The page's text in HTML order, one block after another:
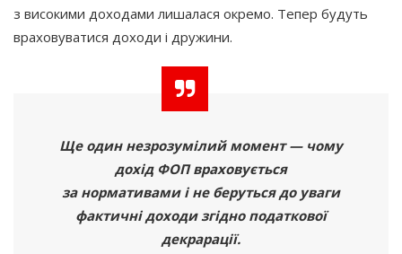
з високими доходами лишалася окремо. Тепер будуть
враховуватися доходи і дружини.
Ще один незрозумілий момент — чому
дохід ФОП враховується
за нормативами і не беруться до уваги
фактичні доходи згідно податкової
декрарації.